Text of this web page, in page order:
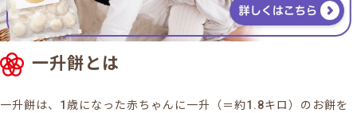
一升餅とは
一升餅は、1歳になった赤ちゃんに一升（＝約1.8キロ）のお餅を